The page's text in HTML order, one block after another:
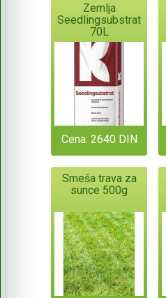
Zemlja
Seedlingsubstrat
70L
Cena: 2640 DIN
Smeša trava za
sunce 500g